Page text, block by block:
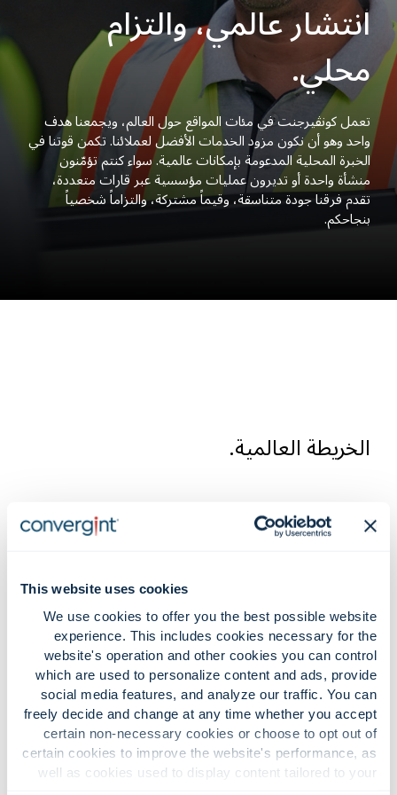
This website uses cookies
We use cookies to offer you the best possible website
experience. This includes cookies necessary for the
website's operation and other cookies you can control
which are used to personalize content and ads, provide
social media features, and analyze our traffic. You can
freely decide and change at any time whether you accept
certain non-necessary cookies or choose to opt out of
certain cookies to improve the website's performance, as
well as cookies used to display content tailored to your
انتشار عالمي، والتزام
محلي.
تعمل كونڤيرجنت في مئات المواقع حول العالم، ويجمعنا هدف
واحد وهو أن نكون مزود الخدمات الأفضل لعملائنا. تكمن قوتنا في
الخبرة المحلية المدعومة بإمكانات عالمية. سواء كنتم تؤمّنون
منشأة واحدة أو تديرون عمليات مؤسسية عبر قارات متعددة،
تقدم فرقنا جودة متناسقة، وقيماً مشتركة، والتزاماً شخصياً
بنجاحكم.
الخريطة العالمية.
في كونڤيرجنت، لا تعني كلمة «محلي»
الحقيقية. يعيش زملاؤنا ويعملون ضمن
نفس المجتمعات التي نخدمها، مما
يمنحهم فهماً عميقاً للأنظمة المحلية،
والبنية التحتية، وخصوصيات كل قطاع.
وبدعم من شبكتنا العالمية، يجمع كل
مشروع بين المساءلة المحلية وإمكانات
شركة تكامل تقني عالمية المستوى.